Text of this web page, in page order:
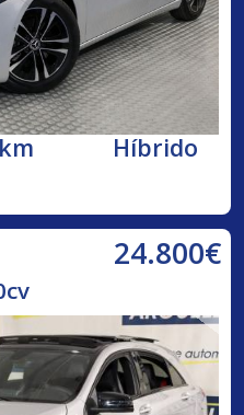
Híbrido
24.800€